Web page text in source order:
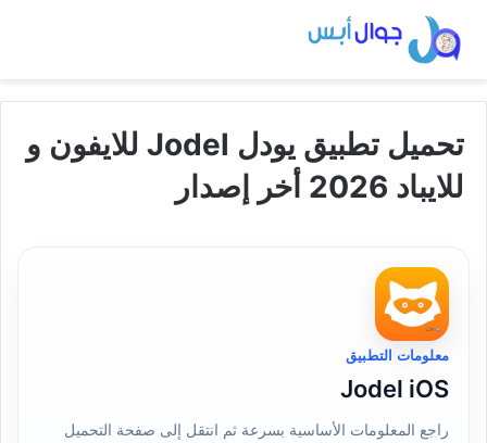
تحميل تطبيق يودل Jodel للايفون و
للايباد 2026 أخر إصدار
معلومات التطبيق
Jodel iOS
راجع المعلومات الأساسية بسرعة ثم انتقل إلى صفحة التحميل